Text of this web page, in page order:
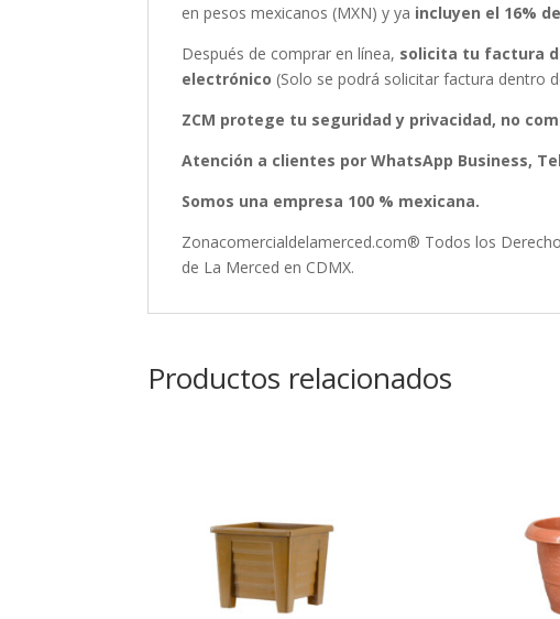
en pesos mexicanos (MXN) y ya incluyen el 16%
Después de comprar en línea, solicita tu factura
electrónico (Solo se podrá solicitar factura dentro
ZCM protege tu seguridad y privacidad, no
Atención a clientes por WhatsApp Business,
Somos una empresa 100 % mexicana.
Zonacomercialdelamerced.com® Todos los
de La Merced en CDMX.
Productos relacionados